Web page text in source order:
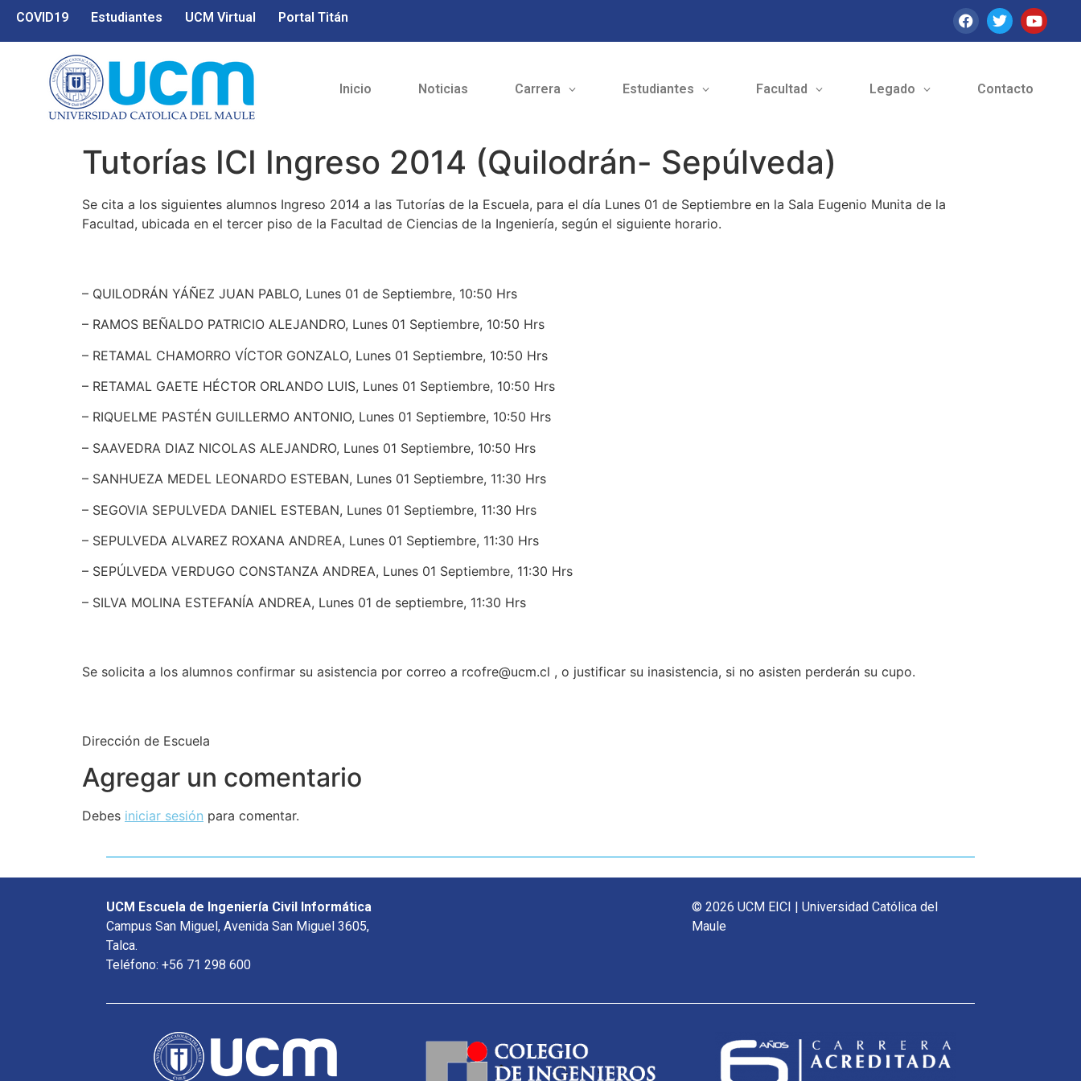
COVID19 Estudiantes UCM Virtual Portal Titán
Inicio Noticias Carrera Estudiantes Facultad Legado Contacto
Tutorías ICI Ingreso 2014 (Quilodrán- Sepúlveda)
Se cita a los siguientes alumnos Ingreso 2014 a las Tutorías de la Escuela, para el día Lunes 01 de Septiembre en la Sala Eugenio Munita de la
Facultad, ubicada en el tercer piso de la Facultad de Ciencias de la Ingeniería, según el siguiente horario.
– QUILODRÁN YÁÑEZ JUAN PABLO, Lunes 01 de Septiembre, 10:50 Hrs
– RAMOS BEÑALDO PATRICIO ALEJANDRO, Lunes 01 Septiembre, 10:50 Hrs
– RETAMAL CHAMORRO VÍCTOR GONZALO, Lunes 01 Septiembre, 10:50 Hrs
– RETAMAL GAETE HÉCTOR ORLANDO LUIS, Lunes 01 Septiembre, 10:50 Hrs
– RIQUELME PASTÉN GUILLERMO ANTONIO, Lunes 01 Septiembre, 10:50 Hrs
– SAAVEDRA DIAZ NICOLAS ALEJANDRO, Lunes 01 Septiembre, 10:50 Hrs
– SANHUEZA MEDEL LEONARDO ESTEBAN, Lunes 01 Septiembre, 11:30 Hrs
– SEGOVIA SEPULVEDA DANIEL ESTEBAN, Lunes 01 Septiembre, 11:30 Hrs
– SEPULVEDA ALVAREZ ROXANA ANDREA, Lunes 01 Septiembre, 11:30 Hrs
– SEPÚLVEDA VERDUGO CONSTANZA ANDREA, Lunes 01 Septiembre, 11:30 Hrs
– SILVA MOLINA ESTEFANÍA ANDREA, Lunes 01 de septiembre, 11:30 Hrs
Se solicita a los alumnos confirmar su asistencia por correo a rcofre@ucm.cl , o justificar su inasistencia, si no asisten perderán su cupo.
Dirección de Escuela
Agregar un comentario
Debes iniciar sesión para comentar.
UCM Escuela de Ingeniería Civil Informática
Campus San Miguel, Avenida San Miguel 3605,
Talca.
Teléfono: +56 71 298 600
© 2026 UCM EICI | Universidad Católica del
Maule